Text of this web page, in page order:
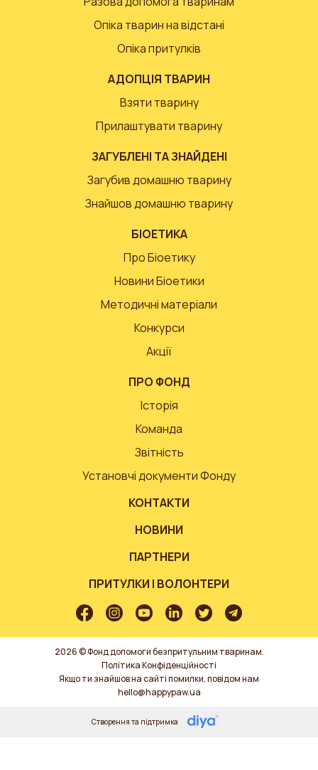
Опіка тварин на відстані
Опіка притулків
АДОПЦІЯ ТВАРИН
Взяти тварину
Прилаштувати тварину
ЗАГУБЛЕНІ ТА ЗНАЙДЕНІ
Загубив домашню тварину
Знайшов домашню тварину
БІОЕТИКА
Про Біоетику
Новини Біоетики
Методичні матеріали
Конкурси
Акції
ПРО ФОНД
Історія
Команда
Звітність
Установчі документи Фонду
КОНТАКТИ
НОВИНИ
ПАРТНЕРИ
ПРИТУЛКИ І ВОЛОНТЕРИ
2026 © Фонд допомоги безпритульним тваринам.
Політика Конфіденційності
Якщо ти знайшов на сайті помилки, повідом нам
hello@happypaw.ua
Створення та підтримка